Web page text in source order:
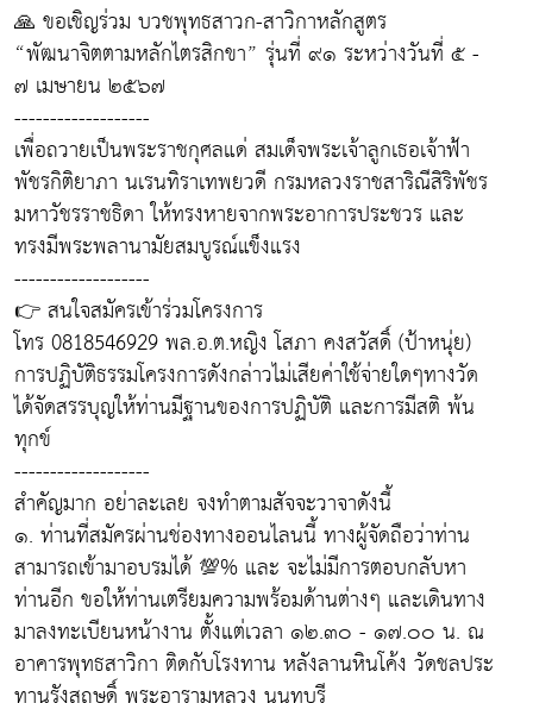
🙏 ขอเชิญร่วม บวชพุทธสาวก-สาวิกาหลักสูตร
“พัฒนาจิตตามหลักไตรสิกขา” รุ่นที่ ๙๑ ระหว่างวันที่ ๕ -
๗ เมษายน ๒๕๖๗
-------------------
เพื่อถวายเป็นพระราชกุศลแด่ สมเด็จพระเจ้าลูกเธอเจ้าฟ้า
พัชรกิติยาภา นเรนทิราเทพยวดี กรมหลวงราชสาริณีสิริพัชร
มหาวัชรราชธิดา ให้ทรงหายจากพระอาการประชวร และ
ทรงมีพระพลานามัยสมบูรณ์แข็งแรง
-------------------
👉 สนใจสมัครเข้าร่วมโครงการ
โทร 0818546929 พล.อ.ต.หญิง โสภา คงสวัสดิ์ (ป้าหนุ่ย)
การปฏิบัติธรรมโครงการดังกล่าวไม่เสียค่าใช้จ่ายใดๆทางวัด
ได้จัดสรรบุญให้ท่านมีฐานของการปฏิบัติ และการมีสติ พ้น
ทุกข์
-------------------
สำคัญมาก อย่าละเลย จงทำตามสัจจะวาจาดังนี้
๑. ท่านที่สมัครผ่านช่องทางออนไลนนี้ ทางผู้จัดถือว่าท่าน
สามารถเข้ามาอบรมได้ 💯% และ จะไม่มีการตอบกลับหา
ท่านอีก ขอให้ท่านเตรียมความพร้อมด้านต่างๆ และเดินทาง
มาลงทะเบียนหน้างาน ตั้งแต่เวลา ๑๒.๓๐ - ๑๗.๐๐ น. ณ
อาคารพุทธสาวิกา ติดกับโรงทาน หลังลานหินโค้ง วัดชลประ